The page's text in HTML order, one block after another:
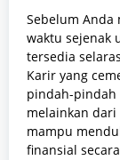
Sebelum Anda
waktu sejenak
tersedia
Karir yang
pindah-pindah
melainkan
mampu
finansial